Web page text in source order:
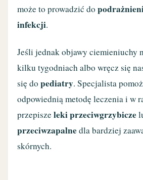
może to prowadzić do
infekcji.
Jeśli jednak objawy ciemieniuchy
kilku tygodniach albo wręcz się
się dopediatry. Specjalista
odpowiednią metodę leczenia i w
przepiszeleki przeciwgrzybicze
przeciwzapalnedla bardziej
skórnych.